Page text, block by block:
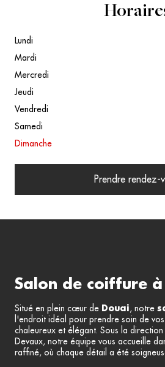
Salon de coiffure à
Situé en plein cœur de Douai , notre
l'endroit idéal pour prendre soin de
chaleureux et élégant. Sous la
Devaux, notre équipe vous accueille
raffiné, où chaque détail a été
Lundi
Mardi
Mercredi
Jeudi
Vendredi
Samedi
Dimanche
Prendre rendez-